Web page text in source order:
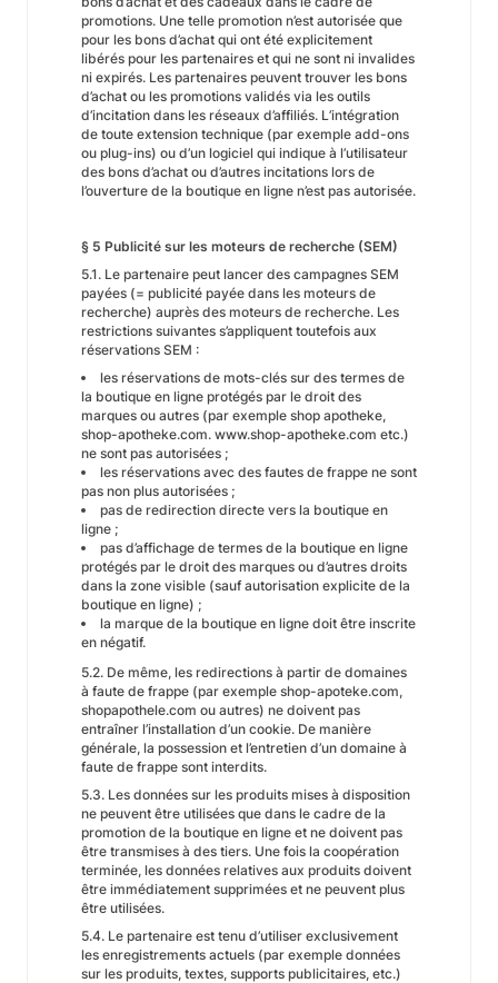
promotions. Une telle promotion n’est autorisée que
pour les bons d’achat qui ont été explicitement
libérés pour les partenaires et qui ne sont ni invalides
ni expirés. Les partenaires peuvent trouver les bons
d’achat ou les promotions validés via les outils
d’incitation dans les réseaux d’affiliés. L’intégration
de toute extension technique (par exemple add-ons
ou plug-ins) ou d’un logiciel qui indique à l’utilisateur
des bons d’achat ou d’autres incitations lors de
l’ouverture de la boutique en ligne n’est pas autorisée.
§ 5 Publicité sur les moteurs de recherche (SEM)
5.1. Le partenaire peut lancer des campagnes SEM
payées (= publicité payée dans les moteurs de
recherche) auprès des moteurs de recherche. Les
restrictions suivantes s’appliquent toutefois aux
réservations SEM :
les réservations de mots-clés sur des termes de
la boutique en ligne protégés par le droit des
marques ou autres (par exemple shop apotheke,
shop-apotheke.com. www.shop-apotheke.com etc.)
ne sont pas autorisées ;
les réservations avec des fautes de frappe ne sont
pas non plus autorisées ;
pas de redirection directe vers la boutique en
ligne ;
pas d’affichage de termes de la boutique en ligne
protégés par le droit des marques ou d’autres droits
dans la zone visible (sauf autorisation explicite de la
boutique en ligne) ;
la marque de la boutique en ligne doit être inscrite
en négatif.
5.2. De même, les redirections à partir de domaines
à faute de frappe (par exemple shop-apoteke.com,
shopapothele.com ou autres) ne doivent pas
entraîner l’installation d’un cookie. De manière
générale, la possession et l’entretien d’un domaine à
faute de frappe sont interdits.
5.3. Les données sur les produits mises à disposition
ne peuvent être utilisées que dans le cadre de la
promotion de la boutique en ligne et ne doivent pas
être transmises à des tiers. Une fois la coopération
terminée, les données relatives aux produits doivent
être immédiatement supprimées et ne peuvent plus
être utilisées.
5.4. Le partenaire est tenu d’utiliser exclusivement
les enregistrements actuels (par exemple données
sur les produits, textes, supports publicitaires, etc.)